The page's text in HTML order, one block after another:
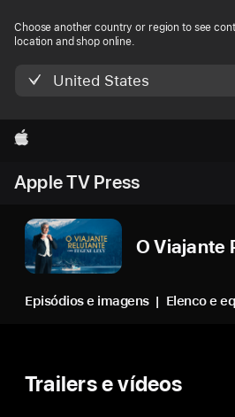
Choose another country or region to see
location and shop online.
United States
Apple
Apple TV Press
Abrir
Nav
O Viajante
Episódios e imagens Elenco e
Trailers e vídeos